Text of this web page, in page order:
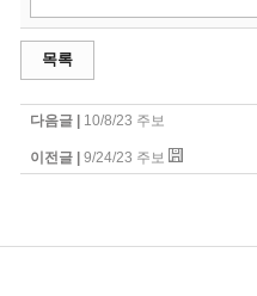
목록
다음글 | 10/8/23 주보
이전글 | 9/24/23 주보